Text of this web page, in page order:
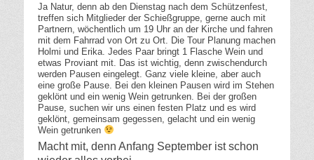
Ja Natur, denn ab den Dienstag nach dem Schützenfest,
treffen sich Mitglieder der Schießgruppe, gerne auch mit
Partnern, wöchentlich um 19 Uhr an der Kirche und fahren
mit dem Fahrrad von Ort zu Ort. Die Tour Planung machen
Holmi und Erika. Jedes Paar bringt 1 Flasche Wein und
etwas Proviant mit. Das ist wichtig, denn zwischendurch
werden Pausen eingelegt. Ganz viele kleine, aber auch
eine große Pause. Bei den kleinen Pausen wird im Stehen
geklönt und ein wenig Wein getrunken. Bei der großen
Pause, suchen wir uns einen festen Platz und es wird
geklönt, gemeinsam gegessen, gelacht und ein wenig
Wein getrunken
Macht mit, denn Anfang September ist schon